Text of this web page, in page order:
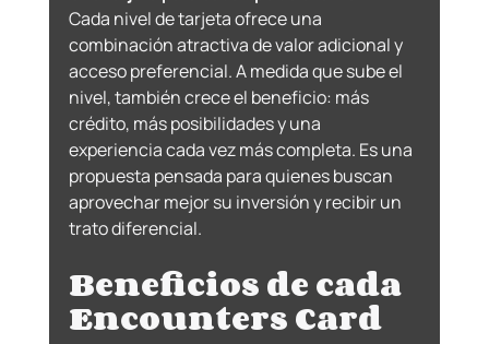
Cada nivel de tarjeta ofrece una
combinación atractiva de valor adicional y
acceso preferencial. A medida que sube el
nivel, también crece el beneficio: más
crédito, más posibilidades y una
experiencia cada vez más completa. Es una
propuesta pensada para quienes buscan
aprovechar mejor su inversión y recibir un
trato diferencial.
Beneficios de cada
Encounters Card